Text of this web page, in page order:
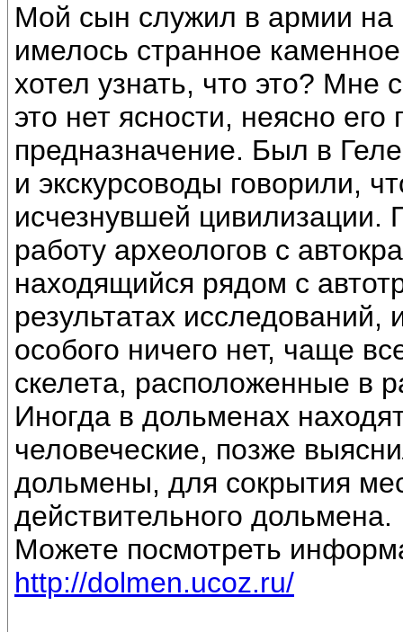
Мой сын служил в армии на
имелось странное
хотел узнать, что это? Мне
это нет ясности, неясно
предназначение. Был в
и экскурсоводы говорили,
исчезнувшей цивилизации.
работу археологов с
находящийся рядом с
результатах
особого ничего нет, чаще
скелета, расположенные в
Иногда в дольменах
человеческие, позже
дольмены, для сокрытия
действительного дольмена.
Можете посмотреть
http://dolmen.ucoz.ru/